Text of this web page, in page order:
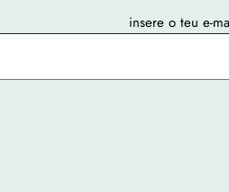
insere o teu e-